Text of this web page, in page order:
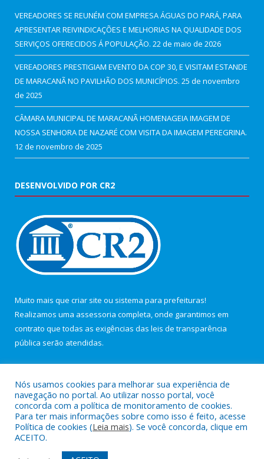
VEREADORES SE REUNÉM COM EMPRESA ÁGUAS DO PARÁ, PARA
APRESENTAR REIVINDICAÇÕES E MELHORIAS NA QUALIDADE DOS
SERVIÇOS OFERECIDOS Á POPULAÇÃO. 22 de maio de 2026
VEREADORES PRESTIGIAM EVENTO DA COP 30, E VISITAM ESTANDE
DE MARACANÃ NO PAVILHÃO DOS MUNICÍPIOS. 25 de novembro
de 2025
CÂMARA MUNICIPAL DE MARACANÃ HOMENAGEIA IMAGEM DE
NOSSA SENHORA DE NAZARÉ COM VISITA DA IMAGEM PEREGRINA.
12 de novembro de 2025
DESENVOLVIDO POR CR2
Muito mais que criar site ou sistema para prefeituras!
Realizamos uma assessoria completa, onde garantimos em
contrato que todas as exigências das leis de transparência
pública serão atendidas.
Todos os direitos reservados a Câmara Municipal de Maracanã.
Nós usamos cookies para melhorar sua experiência de
navegação no portal. Ao utilizar nosso portal, você
concorda com a política de monitoramento de cookies.
Para ter mais informações sobre como isso é feito, acesse
Política de cookies (Leia mais). Se você concorda, clique em
ACEITO.